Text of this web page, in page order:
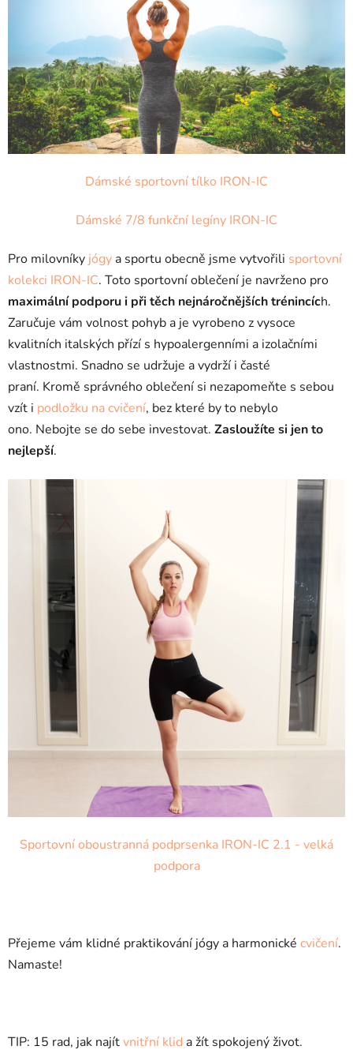
Dámské sportovní tílko IRON-IC
Dámské 7/8 funkční legíny IRON-IC
Pro milovníky jógy a sportu obecně jsme vytvořili sportovní
kolekci IRON-IC. Toto sportovní oblečení je navrženo pro
maximální podporu i při těch nejnáročnějších trénincích.
Zaručuje vám volnost pohyb a je vyrobeno z vysoce
kvalitních italských přízí s hypoalergenními a izolačními
vlastnostmi. Snadno se udržuje a vydrží i časté
praní. Kromě správného oblečení si nezapomeňte s sebou
vzít i podložku na cvičení, bez které by to nebylo
ono. Nebojte se do sebe investovat. Zasloužíte si jen to
nejlepší.
Sportovní oboustranná podprsenka IRON-IC 2.1 - velká
podpora
Přejeme vám klidné praktikování jógy a harmonické cvičení.
Namaste!
TIP: 15 rad, jak najítvnitřní klid a žít spokojený život.